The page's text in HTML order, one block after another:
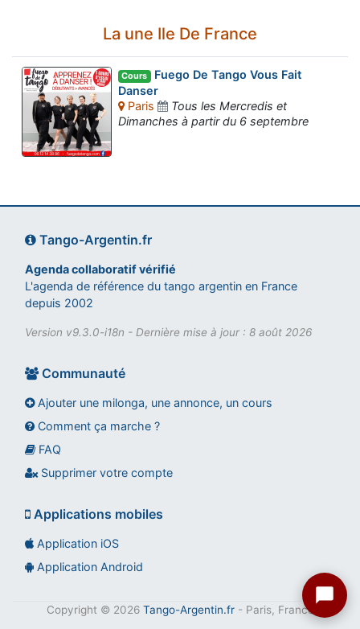
La une Ile De France
Cours Fuego De Tango Vous Fait
Danser
Paris
Tous les Mercredis et
Dimanches à partir du 6 septembre
Tango-Argentin.fr
Agenda collaboratif vérifié
L'agenda de référence du tango argentin en France
depuis 2002
Version v9.3.0-i18n - Dernière mise à jour : 8 août 2026
Communauté
Ajouter une milonga, une annonce, un cours
Comment ça marche ?
FAQ
Supprimer votre compte
Applications mobiles
Application iOS
Application Android
Copyright © 2026 Tango-Argentin.fr- Paris, France
Assistant tango-argentin.fr
Questions sur les milongas, cours et stages